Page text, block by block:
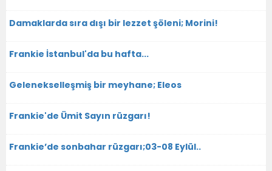
Damaklarda sıra dışı bir lezzet şöleni; Morini!
Frankie İstanbul'da bu hafta...
Gelenekselleşmiş bir meyhane; Eleos
Frankie'de Ümit Sayın rüzgarı!
Frankie’de sonbahar rüzgarı;03-08 Eylül..